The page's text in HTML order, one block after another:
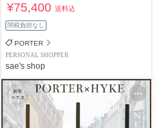
¥75,400送料込
関税負担なし
PORTER
PERSONAL SHOPPER
sae's shop